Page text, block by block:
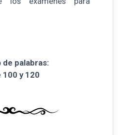
de palabras:
100 y 120